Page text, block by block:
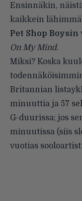
Ensinnäkin,
kaikkein
Pet Shop Boysin
On My Mind.
Miksi? Koska
Britannian
minuuttia ja 57
G-duurissa; jos
minuutissa (siis
vuotias